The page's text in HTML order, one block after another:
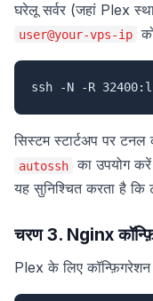
घरेलू सर्वर (जहां Plex
user@your-vps-ip
ssh -N -R
सिस्टम स्टार्टअप पर
autossh का उपयोग
यह सुनिश्चित करता है कि
चरण 3. Nginx
Plex के लिए कॉन्फ़िगरेशन